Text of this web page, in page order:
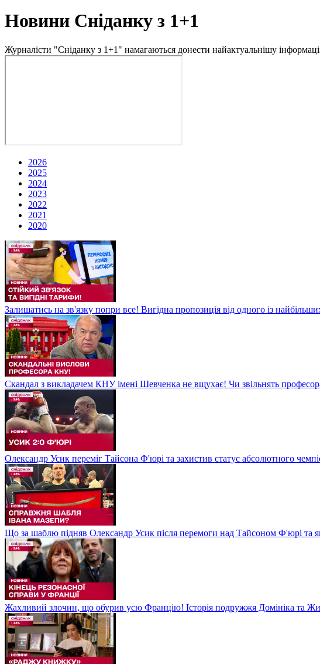
Новини Сніданку з 1+1
Журналісти "Сніданку з 1+1" намагаються донести найактуальнішу
2026
2025
2024
2023
2022
2021
2020
Залишатись на зв'язку попри все! Вигідна пропозиція від одного із
Скандал з викладачем КНУ імені Шевченка не вщухає! Чи звільнять
Олександр Усик переміг Тайсона Ф'юрі та захистив статус абсолютного
Що за шаблю підняв Олександр Усик після перемоги над Тайсоном Ф'юрі та
Жахливий злочин, що обурив усю Францію! Історія подружжя Домініка та